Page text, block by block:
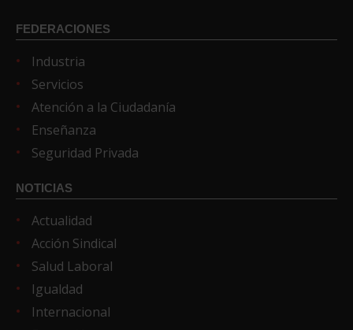
FEDERACIONES
Industria
Servicios
Atención a la Ciudadanía
Enseñanza
Seguridad Privada
NOTICIAS
Actualidad
Acción Sindical
Salud Laboral
Igualdad
Internacional